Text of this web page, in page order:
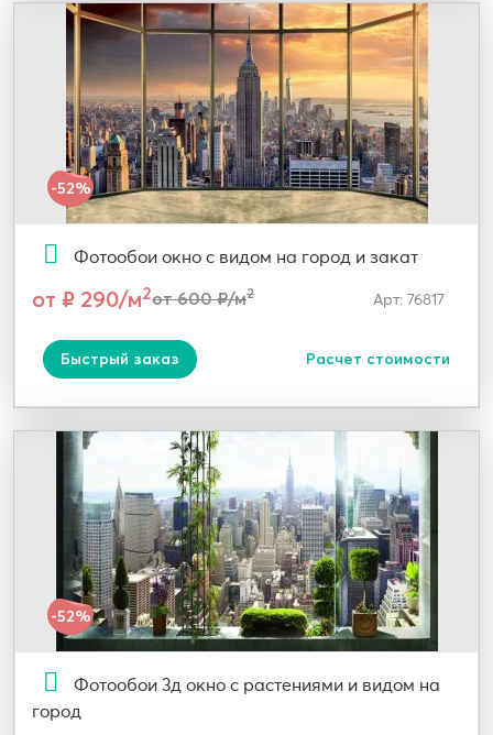
-52%
Фотообои окно с видом на город и закат
от ₽ 290/м2от 600 ₽/м2 Арт: 76817
Быстрый заказ Расчет стоимости
-52%
Фотообои 3д окно с растениями и видом на
город